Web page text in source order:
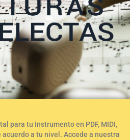
para tu Instrumento en PDF, MIDI,
acuerdo a tu nivel. Accede a nuestra